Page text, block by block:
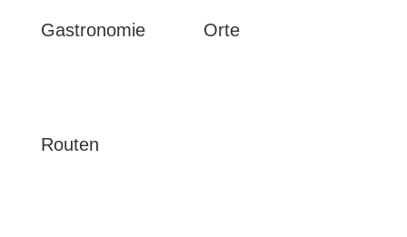
Gastronomie Orte
Routen